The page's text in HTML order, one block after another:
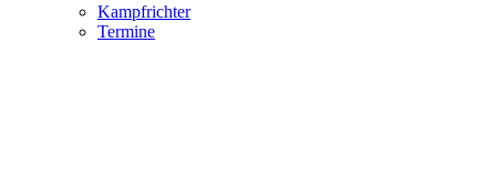
Kampfrichter
Termine